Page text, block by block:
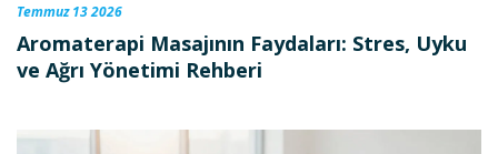
Temmuz 13 2026
Aromaterapi Masajının Faydaları: Stres, Uyku
ve Ağrı Yönetimi Rehberi